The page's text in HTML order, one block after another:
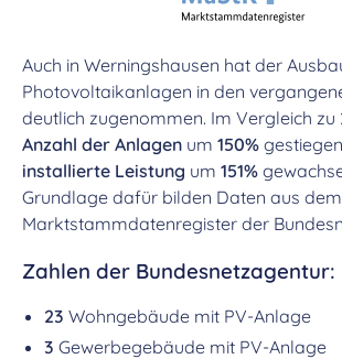
Auch in Werningshausen hat der
Photovoltaikanlagen in den
deutlich zugenommen. Im Vergleich zu
Anzahl der Anlagen um 150%
installierte Leistung um 151%
Grundlage dafür bilden Daten aus dem
Marktstammdatenregister der
Zahlen der Bundesnetzagentur:
23 Wohngebäude mit PV-Anlage
3 Gewerbegebäude mit PV-Anlage